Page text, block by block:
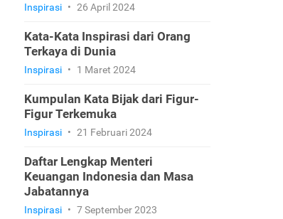
Inspirasi • 26 April 2024
Kata-Kata Inspirasi dari Orang
Terkaya di Dunia
Inspirasi • 1 Maret 2024
Kumpulan Kata Bijak dari Figur-
Figur Terkemuka
Inspirasi • 21 Februari 2024
Daftar Lengkap Menteri
Keuangan Indonesia dan Masa
Jabatannya
Inspirasi • 7 September 2023